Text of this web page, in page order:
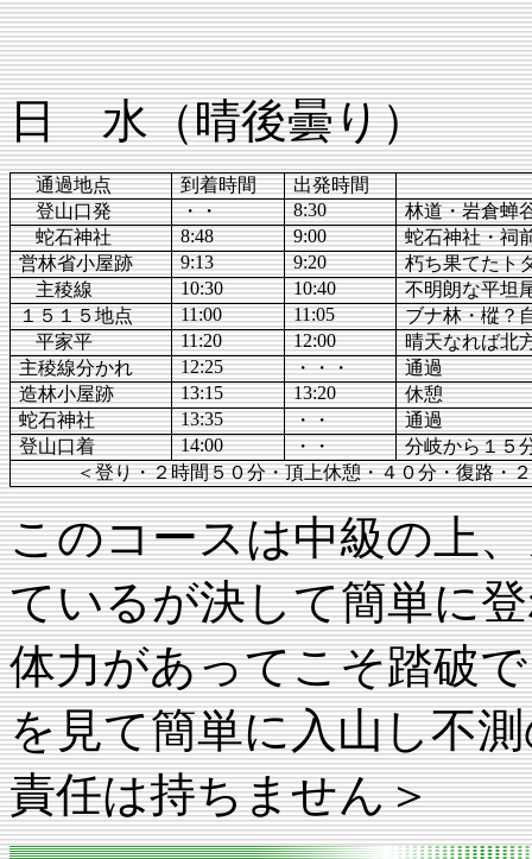
記録・２０
日 水（晴後曇り）
通過地点 到着時間 出発時間
注意記入
登山口発
・・ 8:30
林道・岩倉蝉
蛇石神社
8:48 9:00
蛇石神社・祠
営林省小屋跡
9:13 9:20
朽ち果てたト
主稜線
10:30 10:40
不明朗な平坦
１５１５地点
11:00 11:05
ブナ林・樅？
平家平
11:20 12:00
晴天なれば北
主稜線分かれ
12:25 ・・・
通過
造林小屋跡
13:15 13:20
休憩
蛇石神社
13:35 ・・
通過
登山口着
14:00 ・・
分岐から１５
＜登り・２時間５０分・頂上休憩・４０分・復路・２
このコースは中級の上
ているが決して簡単に
体力があってこそ踏破
を見て簡単に入山し不
責任は持ちません＞